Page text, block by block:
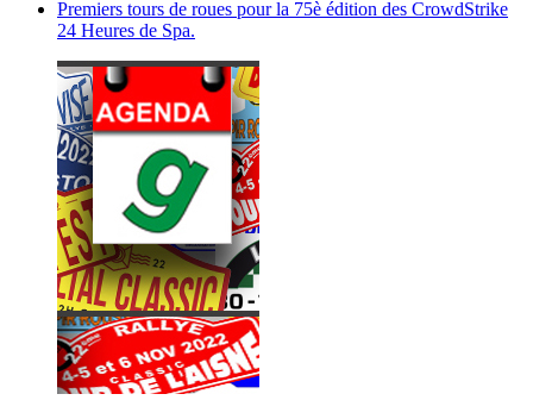
Premiers tours de roues pour la 75è édition des CrowdStrike
24 Heures de Spa.